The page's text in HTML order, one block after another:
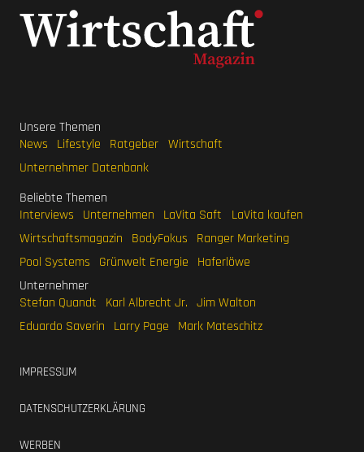
Unsere Themen
News
Lifestyle Ratgeber Wirtschaft
Unternehmer Datenbank
Beliebte Themen
Interviews
Unternehmen LaVita Saft
LaVita kaufen
Wirtschaftsmagazin
BodyFokus
Ranger Marketing
Pool Systems
Grünwelt Energie
Haferlöwe
Unternehmer
Stefan Quandt
Karl Albrecht Jr. Jim Walton
Eduardo Saverin
Larry Page Mark Mateschitz
IMPRESSUM
DATENSCHUTZERKLÄRUNG
WERBEN